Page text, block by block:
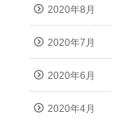
2020年8月
2020年7月
2020年6月
2020年4月